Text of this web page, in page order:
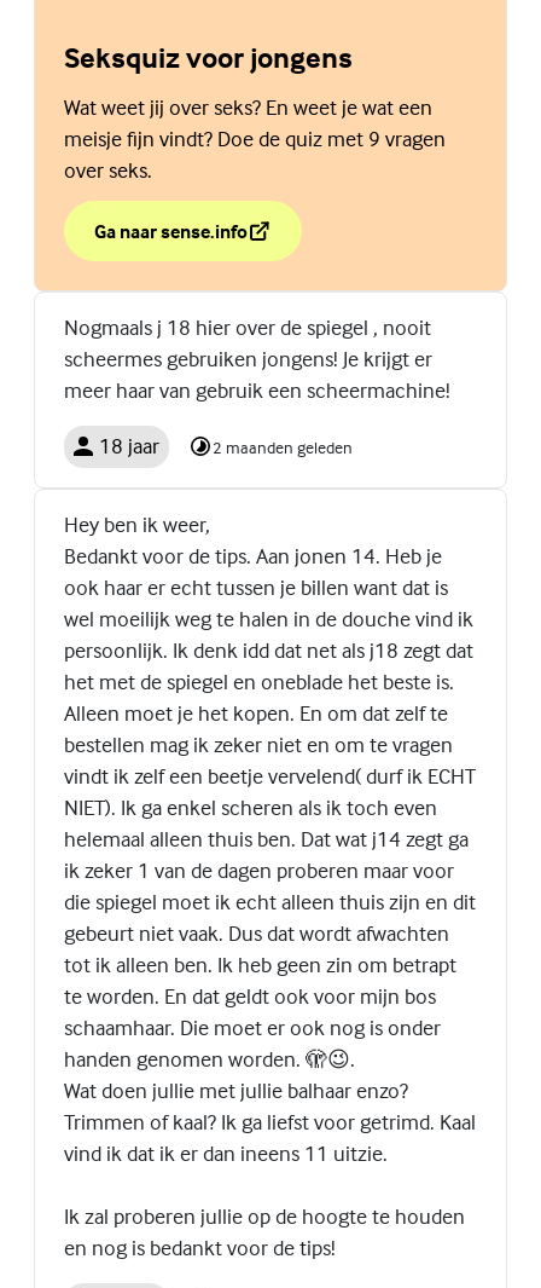
Seksquiz voor jongens
Wat weet jij over seks? En weet je wat een
meisje fijn vindt? Doe de quiz met 9 vragen
over seks.
Ga naar sense.info
over Seksquiz voor jongens
(Externe link)
Nogmaals j 18 hier over de spiegel , nooit
scheermes gebruiken jongens! Je krijgt er
meer haar van gebruik een scheermachine!
18 jaar 2 maanden geleden
Hey ben ik weer,
Bedankt voor de tips. Aan jonen 14. Heb je
ook haar er echt tussen je billen want dat is
wel moeilijk weg te halen in de douche vind ik
persoonlijk. Ik denk idd dat net als j18 zegt dat
het met de spiegel en oneblade het beste is.
Alleen moet je het kopen. En om dat zelf te
bestellen mag ik zeker niet en om te vragen
vindt ik zelf een beetje vervelend( durf ik ECHT
NIET). Ik ga enkel scheren als ik toch even
helemaal alleen thuis ben. Dat wat j14 zegt ga
ik zeker 1 van de dagen proberen maar voor
die spiegel moet ik echt alleen thuis zijn en dit
gebeurt niet vaak. Dus dat wordt afwachten
tot ik alleen ben. Ik heb geen zin om betrapt
te worden. En dat geldt ook voor mijn bos
schaamhaar. Die moet er ook nog is onder
handen genomen worden. 🫣😉.
Wat doen jullie met jullie balhaar enzo?
Trimmen of kaal? Ik ga liefst voor getrimd. Kaal
vind ik dat ik er dan ineens 11 uitzie.
Ik zal proberen jullie op de hoogte te houden
en nog is bedankt voor de tips!